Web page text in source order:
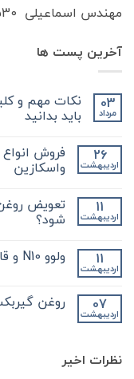
مهندس اسماعیلی 09143332530
آخرین پست ها
03
مرداد باید بدانید
دیدگاهی
نکات
مهم
کلیدی
در
مورد
بکس
کامیون
باید
نشده 26
اردیبهشت
فروش
واسکازین
برای
فروش
انواع
و
آشنایی
واسکازین
ثبت
نشده 11
اردیبهشت
تعویض
شود؟
برای
تعویض
در
چه
ثبت
نشده 11
اردیبهشت
ولوو N10 و قابلیت‌های آن در حمل‌ونقل
ولوو
N10
حمل‌ونقل
ثبت
نشده 07
اردیبهشت
روغن
گیربکس
ماشیننظرات اخیر